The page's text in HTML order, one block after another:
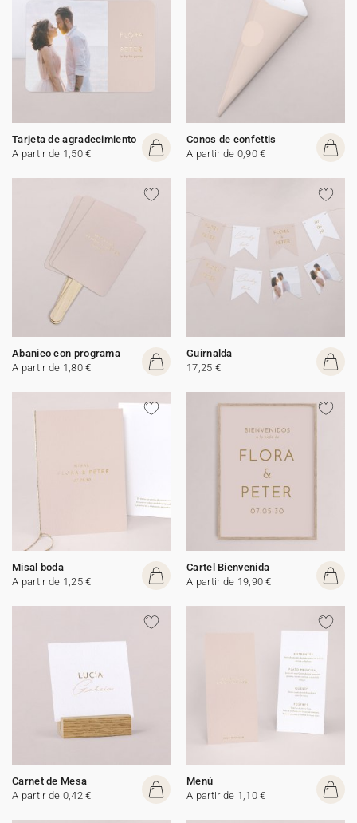
Tarjeta de agradecimiento
A partir de 1,50 €
Conos de confettis
A partir de 0,90 €
Abanico con programa
A partir de 1,80 €
Guirnalda
17,25 €
Misal boda
A partir de 1,25 €
Cartel Bienvenida
A partir de 19,90 €
Carnet de Mesa
A partir de 0,42 €
Menú
A partir de 1,10 €